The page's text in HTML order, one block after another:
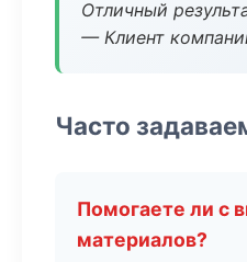
Отличный
— Клиент
Часто
Помогаете ли с
материалов?